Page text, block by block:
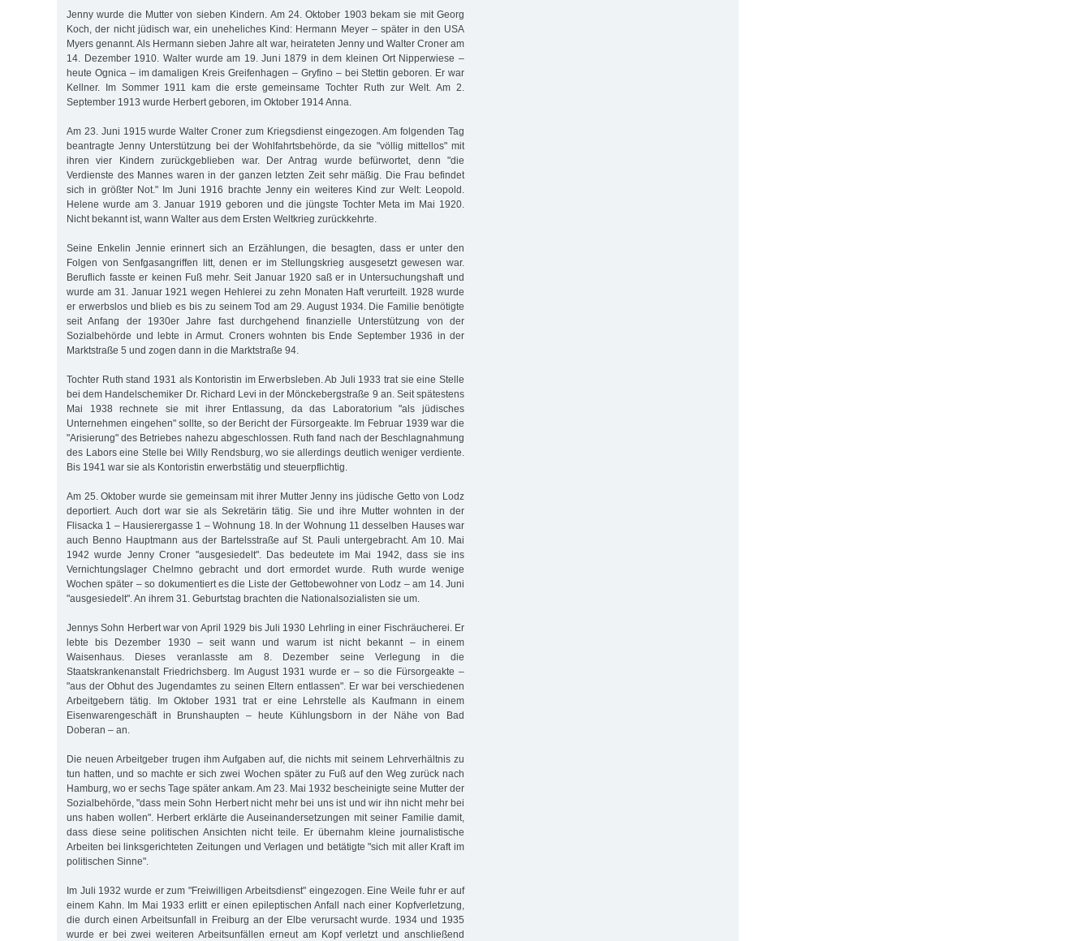
Jenny wurde die Mutter von sieben Kindern. Am 24. Oktober 1903 bekam sie mit Georg
Koch, der nicht jüdisch war, ein uneheliches Kind: Hermann Meyer – später in den USA
Myers genannt. Als Hermann sieben Jahre alt war, heirateten Jenny und Walter Croner am
14. Dezember 1910. Walter wurde am 19. Juni 1879 in dem kleinen Ort Nipperwiese –
heute Ognica – im damaligen Kreis Greifenhagen – Gryfino – bei Stettin geboren. Er war
Kellner. Im Sommer 1911 kam die erste gemeinsame Tochter Ruth zur Welt. Am 2.
September 1913 wurde Herbert geboren, im Oktober 1914 Anna.
Am 23. Juni 1915 wurde Walter Croner zum Kriegsdienst eingezogen. Am folgenden Tag
beantragte Jenny Unterstützung bei der Wohlfahrtsbehörde, da sie "völlig mittellos" mit
ihren vier Kindern zurückgeblieben war. Der Antrag wurde befürwortet, denn "die
Verdienste des Mannes waren in der ganzen letzten Zeit sehr mäßig. Die Frau befindet
sich in größter Not." Im Juni 1916 brachte Jenny ein weiteres Kind zur Welt: Leopold.
Helene wurde am 3. Januar 1919 geboren und die jüngste Tochter Meta im Mai 1920.
Nicht bekannt ist, wann Walter aus dem Ersten Weltkrieg zurückkehrte.
Seine Enkelin Jennie erinnert sich an Erzählungen, die besagten, dass er unter den
Folgen von Senfgasangriffen litt, denen er im Stellungskrieg ausgesetzt gewesen war.
Beruflich fasste er keinen Fuß mehr. Seit Januar 1920 saß er in Untersuchungshaft und
wurde am 31. Januar 1921 wegen Hehlerei zu zehn Monaten Haft verurteilt. 1928 wurde
er erwerbslos und blieb es bis zu seinem Tod am 29. August 1934. Die Familie benötigte
seit Anfang der 1930er Jahre fast durchgehend finanzielle Unterstützung von der
Sozialbehörde und lebte in Armut. Croners wohnten bis Ende September 1936 in der
Marktstraße 5 und zogen dann in die Marktstraße 94.
Tochter Ruth stand 1931 als Kontoristin im Erwerbsleben. Ab Juli 1933 trat sie eine Stelle
bei dem Handelschemiker Dr. Richard Levi in der Mönckebergstraße 9 an. Seit spätestens
Mai 1938 rechnete sie mit ihrer Entlassung, da das Laboratorium "als jüdisches
Unternehmen eingehen" sollte, so der Bericht der Fürsorgeakte. Im Februar 1939 war die
"Arisierung" des Betriebes nahezu abgeschlossen. Ruth fand nach der Beschlagnahmung
des Labors eine Stelle bei Willy Rendsburg, wo sie allerdings deutlich weniger verdiente.
Bis 1941 war sie als Kontoristin erwerbstätig und steuerpflichtig.
Am 25. Oktober wurde sie gemeinsam mit ihrer Mutter Jenny ins jüdische Getto von Lodz
deportiert. Auch dort war sie als Sekretärin tätig. Sie und ihre Mutter wohnten in der
Flisacka 1 – Hausierergasse 1 – Wohnung 18. In der Wohnung 11 desselben Hauses war
auch Benno Hauptmann aus der Bartelsstraße auf St. Pauli untergebracht. Am 10. Mai
1942 wurde Jenny Croner "ausgesiedelt". Das bedeutete im Mai 1942, dass sie ins
Vernichtungslager Chelmno gebracht und dort ermordet wurde. Ruth wurde wenige
Wochen später – so dokumentiert es die Liste der Gettobewohner von Lodz – am 14. Juni
"ausgesiedelt". An ihrem 31. Geburtstag brachten die Nationalsozialisten sie um.
Jennys Sohn Herbert war von April 1929 bis Juli 1930 Lehrling in einer Fischräucherei. Er
lebte bis Dezember 1930 – seit wann und warum ist nicht bekannt – in einem
Waisenhaus. Dieses veranlasste am 8. Dezember seine Verlegung in die
Staatskrankenanstalt Friedrichsberg. Im August 1931 wurde er – so die Fürsorgeakte –
"aus der Obhut des Jugendamtes zu seinen Eltern entlassen". Er war bei verschiedenen
Arbeitgebern tätig. Im Oktober 1931 trat er eine Lehrstelle als Kaufmann in einem
Eisenwarengeschäft in Brunshaupten – heute Kühlungsborn in der Nähe von Bad
Doberan – an.
Die neuen Arbeitgeber trugen ihm Aufgaben auf, die nichts mit seinem Lehrverhältnis zu
tun hatten, und so machte er sich zwei Wochen später zu Fuß auf den Weg zurück nach
Hamburg, wo er sechs Tage später ankam. Am 23. Mai 1932 bescheinigte seine Mutter der
Sozialbehörde, "dass mein Sohn Herbert nicht mehr bei uns ist und wir ihn nicht mehr bei
uns haben wollen". Herbert erklärte die Auseinandersetzungen mit seiner Familie damit,
dass diese seine politischen Ansichten nicht teile. Er übernahm kleine journalistische
Arbeiten bei linksgerichteten Zeitungen und Verlagen und betätigte "sich mit aller Kraft im
politischen Sinne".
Im Juli 1932 wurde er zum "Freiwilligen Arbeitsdienst" eingezogen. Eine Weile fuhr er auf
einem Kahn. Im Mai 1933 erlitt er einen epileptischen Anfall nach einer Kopfverletzung,
die durch einen Arbeitsunfall in Freiburg an der Elbe verursacht wurde. 1934 und 1935
wurde er bei zwei weiteren Arbeitsunfällen erneut am Kopf verletzt und anschließend